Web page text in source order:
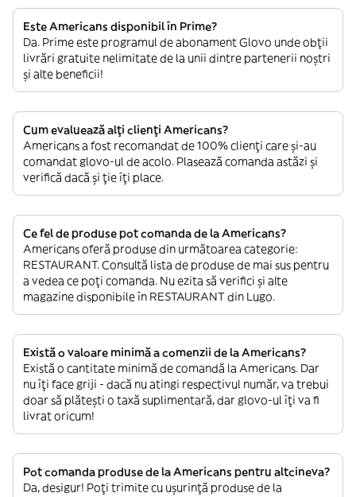
Este Americans disponibil în Prime?
Da. Prime este programul de abonament Glovo unde obții
livrări gratuite nelimitate de la unii dintre partenerii noștri
și alte beneficii!
Cum evaluează alți clienți Americans?
Americans a fost recomandat de 100% clienți care și-au
comandat glovo-ul de acolo. Plasează comanda astăzi și
verifică dacă și ție îți place.
Ce fel de produse pot comanda de la Americans?
Americans oferă produse din următoarea categorie:
RESTAURANT. Consultă lista de produse de mai sus pentru
a vedea ce poți comanda. Nu ezita să verifici și alte
magazine disponibile în RESTAURANT din Lugo.
Există o valoare minimă a comenzii de la Americans?
Există o cantitate minimă de comandă la Americans. Dar
nu îți face griji - dacă nu atingi respectivul număr, va trebui
doar să plătești o taxă suplimentară, dar glovo-ul îți va fi
livrat oricum!
Pot comanda produse de la Americans pentru altcineva?
Da, desigur! Poți trimite cu ușurință produse de la